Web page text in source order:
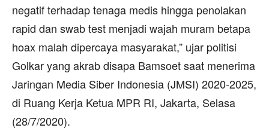
negatif terhadap tenaga medis hingga penolakan
rapid dan swab test menjadi wajah muram betapa
hoax malah dipercaya masyarakat,” ujar politisi
Golkar yang akrab disapa Bamsoet saat menerima
Jaringan Media Siber Indonesia (JMSI) 2020-2025,
di Ruang Kerja Ketua MPR RI, Jakarta, Selasa
(28/7/2020).